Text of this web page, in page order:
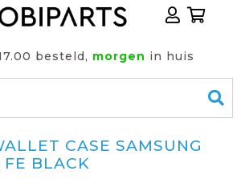
besteld, morgen in huis
CASE SAMSUNG
FE BLACK